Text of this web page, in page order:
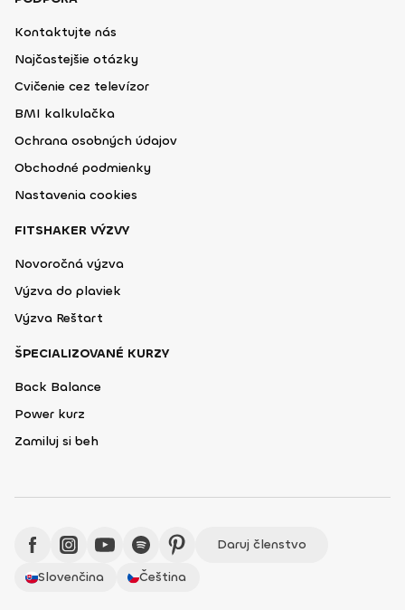
Kontaktujte nás
Najčastejšie otázky
Cvičenie cez televízor
BMI kalkulačka
Ochrana osobných údajov
Obchodné podmienky
Nastavenia cookies
FITSHAKER VÝZVY
Novoročná výzva
Výzva do plaviek
Výzva Reštart
ŠPECIALIZOVANÉ KURZY
Back Balance
Power kurz
Zamiluj si beh
Daruj členstvo
Slovenčina
Čeština